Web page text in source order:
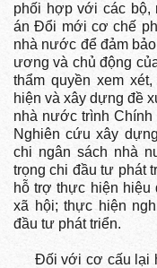
phối hợp với các
án Đổi mới cơ chế
nhà nước để đảm
ương và chủ động
thẩm quyền xem
hiện và xây dựng đề
nhà nước trình Chính
Nghiên cứu xây
chi ngân sách nhà
trọng chi đầu tư phát
hỗ trợ thực hiện hiệu
xã hội; thực hiện
đầu tư phát triển.
Đối với cơ cấu lại